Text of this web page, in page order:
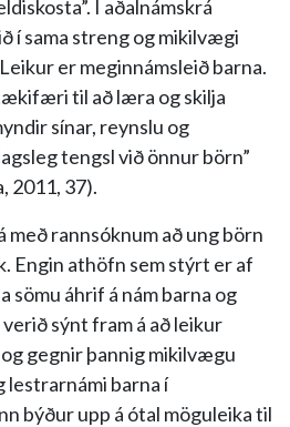
Í aðalnámskrá
í sama streng og mikilvægi
er meginnámsleið barna.
til að læra og skilja
sínar, reynslu og
tengsl við önnur börn”
2011, 37).
rannsóknum að ung börn
Engin athöfn sem stýrt er af
sömu áhrif á nám barna og
sýnt fram á að leikur
gegnir þannig mikilvægu
lestrarnámi barna í
býður upp á ótal möguleika til